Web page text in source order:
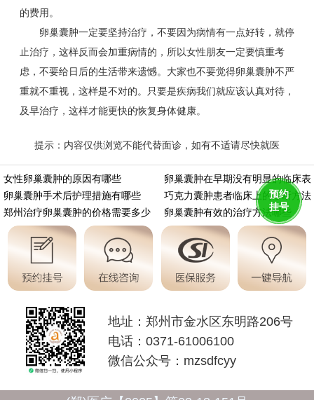
的费用。
卵巢囊肿一定要坚持治疗，不要因为病情有一点好转，就停
止治疗，这样反而会加重病情的，所以女性朋友一定要慎重考
虑，不要给日后的生活带来遗憾。大家也不要觉得卵巢囊肿不严
重就不重视，这样是不对的。只要是疾病我们就应该认真对待，
及早治疗，这样才能更快的恢复身体健康。
提示：内容仅供浏览不能代替面诊，如有不适请尽快就医
女性卵巢囊肿的原因有哪些
卵巢囊肿在早期没有明显的临床表
卵巢囊肿手术后护理措施有哪些
巧克力囊肿患者临床上的诊断方法
郑州治疗卵巢囊肿的价格需要多少
卵巢囊肿有效的治疗方法哪些
预约
挂号
地址：郑州市金水区东明路206号
电话：0371-61006100
微信公众号：mzsdfcyy